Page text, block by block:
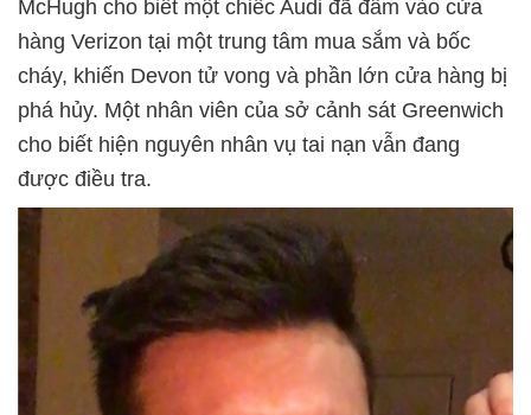
McHugh cho biết một chiếc Audi đã đâm vào cửa
hàng Verizon tại một trung tâm mua sắm và bốc
cháy, khiến Devon tử vong và phần lớn cửa hàng bị
phá hủy. Một nhân viên của sở cảnh sát Greenwich
cho biết hiện nguyên nhân vụ tai nạn vẫn đang
được điều tra.